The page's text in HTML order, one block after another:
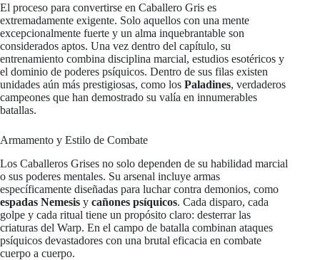
El proceso para convertirse en Caballero Gris es
extremadamente exigente. Solo aquellos con una mente
excepcionalmente fuerte y un alma inquebrantable son
considerados aptos. Una vez dentro del capítulo, su
entrenamiento combina disciplina marcial, estudios esotéricos y
el dominio de poderes psíquicos. Dentro de sus filas existen
unidades aún más prestigiosas, como los Paladines, verdaderos
campeones que han demostrado su valía en innumerables
batallas.
Armamento y Estilo de Combate
Los Caballeros Grises no solo dependen de su habilidad marcial
o sus poderes mentales. Su arsenal incluye armas
específicamente diseñadas para luchar contra demonios, como
espadas Nemesis y cañones psíquicos. Cada disparo, cada
golpe y cada ritual tiene un propósito claro: desterrar las
criaturas del Warp. En el campo de batalla combinan ataques
psíquicos devastadores con una brutal eficacia en combate
cuerpo a cuerpo.